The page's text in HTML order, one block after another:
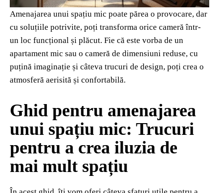
Amenajarea unui spațiu mic poate părea o provocare, dar
cu soluțiile potrivite, poți transforma orice cameră într-
un loc funcțional și plăcut. Fie că este vorba de un
apartament mic sau o cameră de dimensiuni reduse, cu
puțină imaginație și câteva trucuri de design, poți crea o
atmosferă aerisită și confortabilă.
Ghid pentru amenajarea
unui spațiu mic: Trucuri
pentru a crea iluzia de
mai mult spațiu